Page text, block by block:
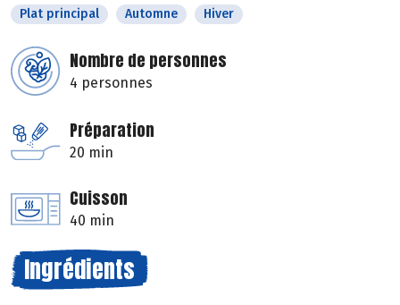
Plat principal Automne Hiver
Nombre de personnes
4 personnes
Préparation
20 min
Cuisson
40 min
Ingrédients